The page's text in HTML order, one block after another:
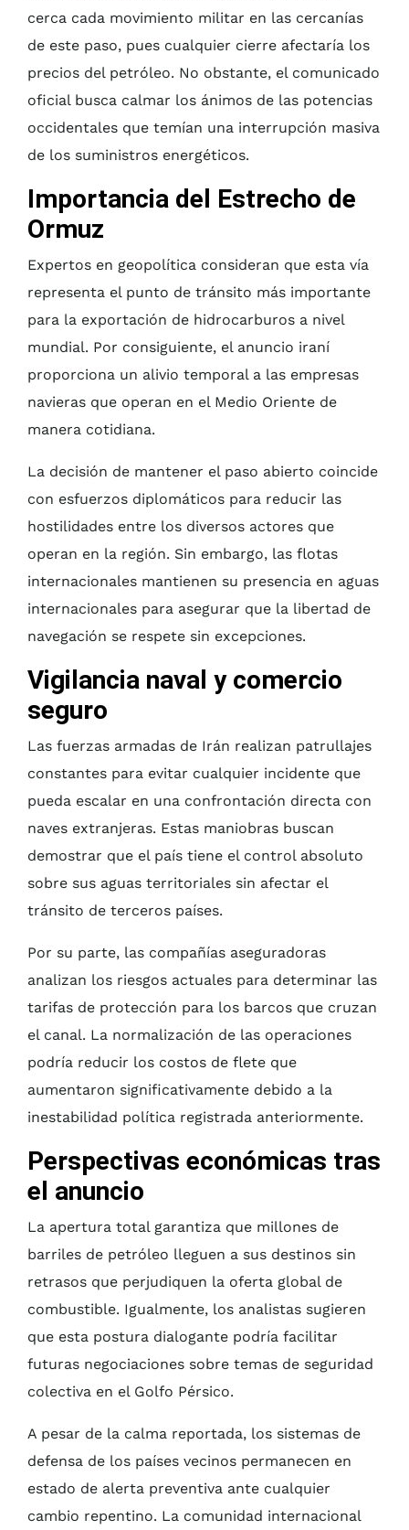
cerca cada movimiento militar en las cercanías
de este paso, pues cualquier cierre afectaría los
precios del petróleo. No obstante, el comunicado
oficial busca calmar los ánimos de las potencias
occidentales que temían una interrupción masiva
de los suministros energéticos.
Importancia del Estrecho de
Ormuz
Expertos en geopolítica consideran que esta vía
representa el punto de tránsito más importante
para la exportación de hidrocarburos a nivel
mundial. Por consiguiente, el anuncio iraní
proporciona un alivio temporal a las empresas
navieras que operan en el Medio Oriente de
manera cotidiana.
La decisión de mantener el paso abierto coincide
con esfuerzos diplomáticos para reducir las
hostilidades entre los diversos actores que
operan en la región. Sin embargo, las flotas
internacionales mantienen su presencia en aguas
internacionales para asegurar que la libertad de
navegación se respete sin excepciones.
Vigilancia naval y comercio
seguro
Las fuerzas armadas de Irán realizan patrullajes
constantes para evitar cualquier incidente que
pueda escalar en una confrontación directa con
naves extranjeras. Estas maniobras buscan
demostrar que el país tiene el control absoluto
sobre sus aguas territoriales sin afectar el
tránsito de terceros países.
Por su parte, las compañías aseguradoras
analizan los riesgos actuales para determinar las
tarifas de protección para los barcos que cruzan
el canal. La normalización de las operaciones
podría reducir los costos de flete que
aumentaron significativamente debido a la
inestabilidad política registrada anteriormente.
Perspectivas económicas tras
el anuncio
La apertura total garantiza que millones de
barriles de petróleo lleguen a sus destinos sin
retrasos que perjudiquen la oferta global de
combustible. Igualmente, los analistas sugieren
que esta postura dialogante podría facilitar
futuras negociaciones sobre temas de seguridad
colectiva en el Golfo Pérsico.
A pesar de la calma reportada, los sistemas de
defensa de los países vecinos permanecen en
estado de alerta preventiva ante cualquier
cambio repentino. La comunidad internacional